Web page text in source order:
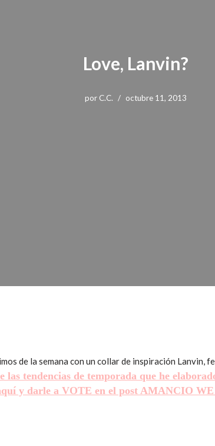
Love, Lanvin?
por C.C. octubre 11, 2013
de la semana con un collar de inspiración Lanvin,
las tendencias de temporada que he
y darle a VOTE en el post AMANCIO